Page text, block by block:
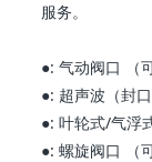
服务。
●: 气动阀口 （
●: 超声波（封
●: 叶轮式/气浮
●: 螺旋阀口 （